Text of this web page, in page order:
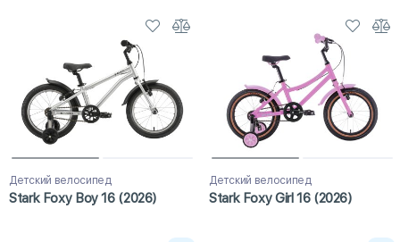
Детский велосипед
Stark Foxy Boy 16 (2026)
Детский велосипед
Stark Foxy Girl 16 (2026)